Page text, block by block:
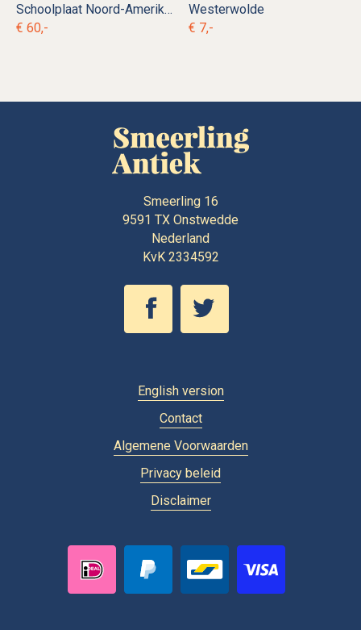
Schoolplaat Noord-Amerikaanse Woudbewoners
€ 60,-
Westerwolde
€ 7,-
Smeerling 16
9591 TX Onstwedde
Nederland
KvK 2334592
English version
Contact
Algemene Voorwaarden
Privacy beleid
Disclaimer